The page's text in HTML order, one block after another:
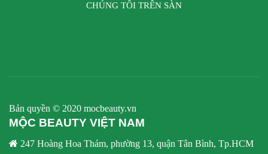
CHÚNG TÔI TRÊN SÀN
Bản quyền © 2020 mocbeauty.vn
MỘC BEAUTY VIỆT NAM
247 Hoàng Hoa Thám, phường 13, quận Tân Bình, Tp.HCM